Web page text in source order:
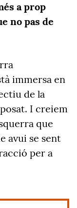
a prop
no pas de
immersa en
de la
I creiem
que
avui se sent
per a